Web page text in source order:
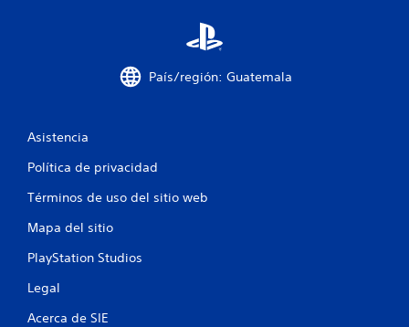
País/región: Guatemala
Asistencia
Política de privacidad
Términos de uso del sitio web
Mapa del sitio
PlayStation Studios
Legal
Acerca de SIE